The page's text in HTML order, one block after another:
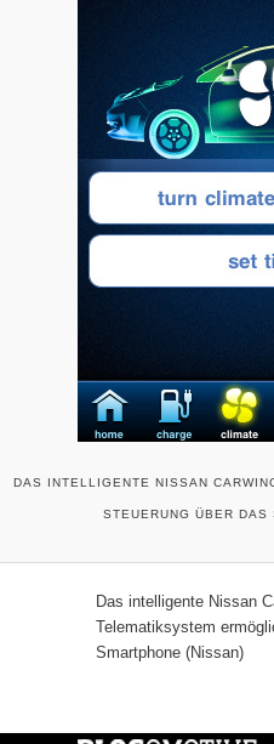
DAS INTELLIGENTE NISSAN
STEUERUNG ÜBER DAS
Das intelligente Nissan
Telematiksystem
Smartphone (Nissan)